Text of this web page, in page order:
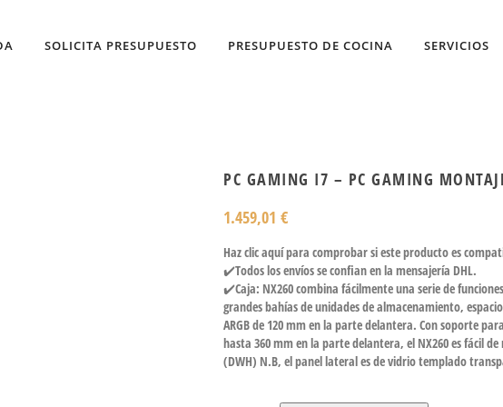
SOLICITA PRESUPUESTO PRESUPUESTO DE COCINA SERVICIOS
PC GAMING I7 – PC GAMING
1.459,01 €
Haz clic aquí para comprobar si este producto es
✔️Todos los envíos se confian en la mensajería DHL.
✔️Caja: NX260 combina fácilmente una serie de
grandes bahías de unidades de almacenamiento,
ARGB de 120 mm en la parte delantera. Con soporte
hasta 360 mm en la parte delantera, el NX260 es fácil
(DWH) N.B, el panel lateral es de vidrio templado